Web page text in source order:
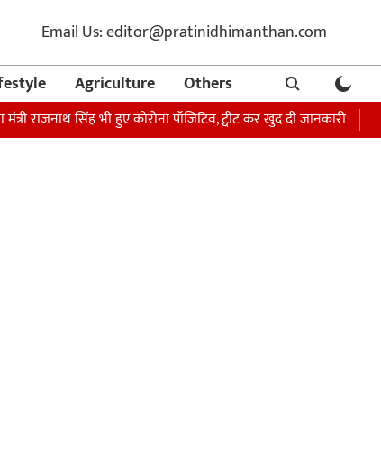
Email Us: editor@pratinidhimanthan.com
Agriculture Others
सिंह भी हुए कोरोना पॉजिटिव, ट्वीट कर खुद दी जानकारी अभिनेता